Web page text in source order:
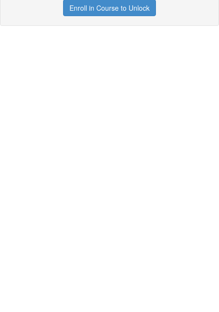
Enroll in Course to Unlock